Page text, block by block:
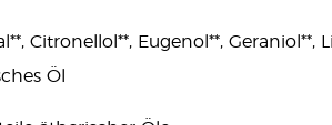
Citronellol**, Eugenol**, Geraniol**,
Öl